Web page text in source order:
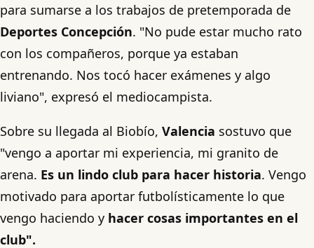
para sumarse a los trabajos de pretemporada de
Deportes Concepción. "No pude estar mucho rato
con los compañeros, porque ya estaban
entrenando. Nos tocó hacer exámenes y algo
liviano", expresó el mediocampista.
Sobre su llegada al Biobío, Valencia sostuvo que
"vengo a aportar mi experiencia, mi granito de
arena. Es un lindo club para hacer historia. Vengo
motivado para aportar futbolísticamente lo que
vengo haciendo y hacer cosas importantes en el
club".